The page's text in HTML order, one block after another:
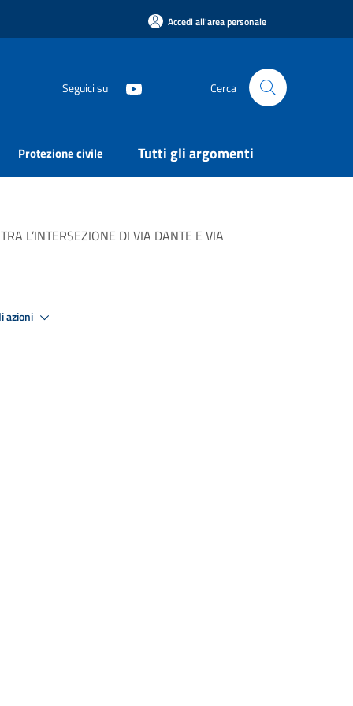
Accedi all'area personale
Seguici su Cerca
Protezione civile Tutti gli argomenti
L’INTERSEZIONE DI VIA DANTE E VIA
azioni